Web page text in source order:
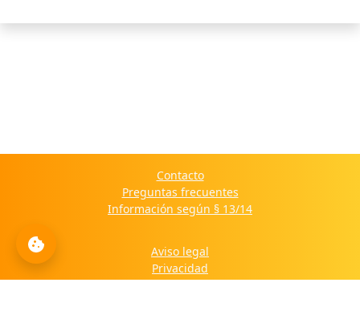
Contacto
Preguntas frecuentes
Información según § 13/14
Aviso legal
Privacidad